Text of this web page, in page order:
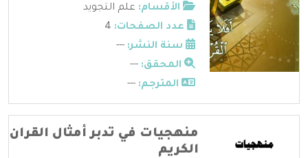
الأقسام: علم التجويد
عدد الصفحات:
سنة النشر: ---
المحقق: ---
المترجم: ---
منهجيات في تدبر أمثال القران
الكريم